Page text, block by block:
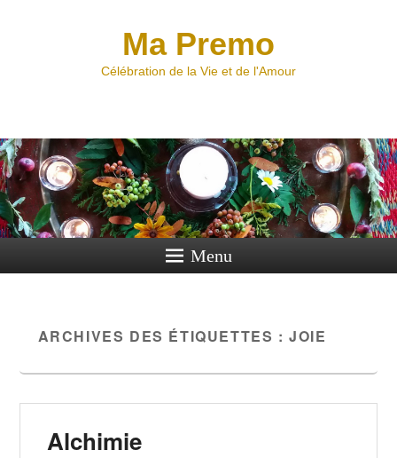
Ma Premo
Célébration de la Vie et de l'Amour
Menu
ARCHIVES DES ÉTIQUETTES :JOIE
Alchimie